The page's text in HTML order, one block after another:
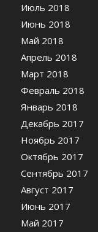
Июль 2018
Июнь 2018
Май 2018
Апрель 2018
Март 2018
Февраль 2018
Январь 2018
Декабрь 2017
Ноябрь 2017
Октябрь 2017
Сентябрь 2017
Август 2017
Июнь 2017
Май 2017